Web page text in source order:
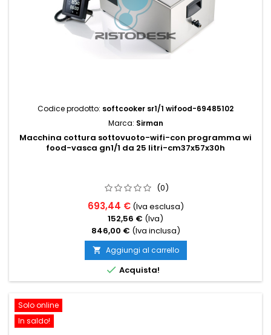
Codice prodotto: softcooker sr1/1 wifood-69485102
Marca: Sirman
Macchina cottura sottovuoto-wifi-con programma wi
food-vasca gn1/1 da 25 litri-cm37x57x30h
(0)
693,44 € (Iva esclusa)
152,56 € (Iva)
846,00 € (Iva inclusa)
 Aggiungi al carrello
 Acquista!
Solo online
In saldo!